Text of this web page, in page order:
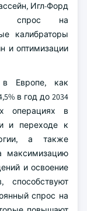
Игл-Форд
спрос на
калибраторы
и оптимизации
в Европе, как
в год до 2034
операциях в
и переходе к
а также
максимизацию
и освоение
способствуют
спрос на